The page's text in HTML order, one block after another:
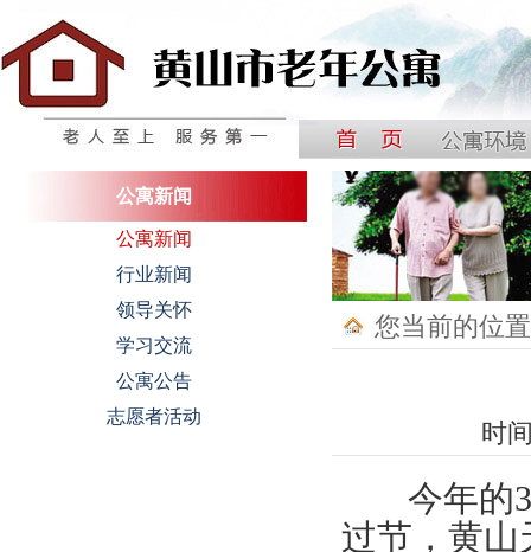
中国黄山国际银龄公寓
公寓新闻
公寓新闻
行业新闻
领导关怀
学习交流
公寓公告
志愿者活动
您当前的位
时
今年的3
过节，黄山